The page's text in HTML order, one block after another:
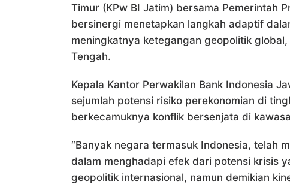
Timur (KPw BI Jatim) bersama Pemerintah
bersinergi menetapkan langkah adaptif
meningkatnya ketegangan geopolitik
Tengah.
Kepala Kantor Perwakilan Bank Indonesia
sejumlah potensi risiko perekonomian di
berkecamuknya konflik bersenjata di
“Banyak negara termasuk Indonesia, telah
dalam menghadapi efek dari potensi krisis
geopolitik internasional, namun demikian